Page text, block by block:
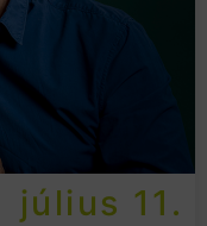
július 11.